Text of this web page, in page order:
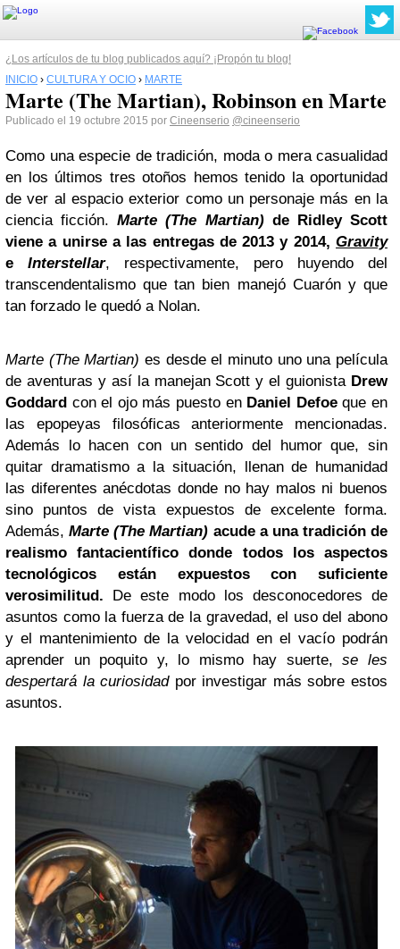
¿Los artículos de tu blog publicados aquí? ¡Propón tu blog!
INICIO › CULTURA Y OCIO › MARTE
Marte (The Martian), Robinson en Marte
Publicado el 19 octubre 2015 por Cineenserio @cineenserio
Como una especie de tradición, moda o mera casualidad
en los últimos tres otoños hemos tenido la oportunidad
de ver al espacio exterior como un personaje más en la
ciencia ficción. Marte (The Martian)de Ridley Scott
viene a unirse a las entregas de 2013 y 2014, Gravity
e Interstellar, respectivamente, pero huyendo del
transcendentalismo que tan bien manejó Cuarón y que
tan forzado le quedó a Nolan.
Marte (The Martian) es desde el minuto uno una película
de aventuras y así la manejan Scott y el guionista Drew
Goddard con el ojo más puesto en Daniel Defoeque en
las epopeyas filosóficas anteriormente mencionadas.
Además lo hacen con un sentido del humor que, sin
quitar dramatismo a la situación, llenan de humanidad
las diferentes anécdotas donde no hay malos ni buenos
sino puntos de vista expuestos de excelente forma.
Además,Marte (The Martian) acude a una tradición de
realismo fantacientífico donde todos los aspectos
tecnológicos están expuestos con suficiente
verosimilitud. De este modo los desconocedores de
asuntos como la fuerza de la gravedad, el uso del abono
y el mantenimiento de la velocidad en el vacío podrán
aprender un poquito y, lo mismo hay suerte,se les
despertará la curiosidad por investigar más sobre estos
asuntos.